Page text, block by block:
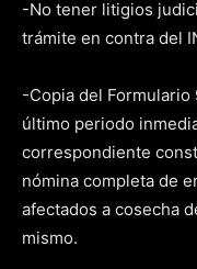
-No tener litigios
trámite en contra del
-Copia del Formulario
último periodo
correspondiente
nómina completa de
afectados a cosecha
mismo.